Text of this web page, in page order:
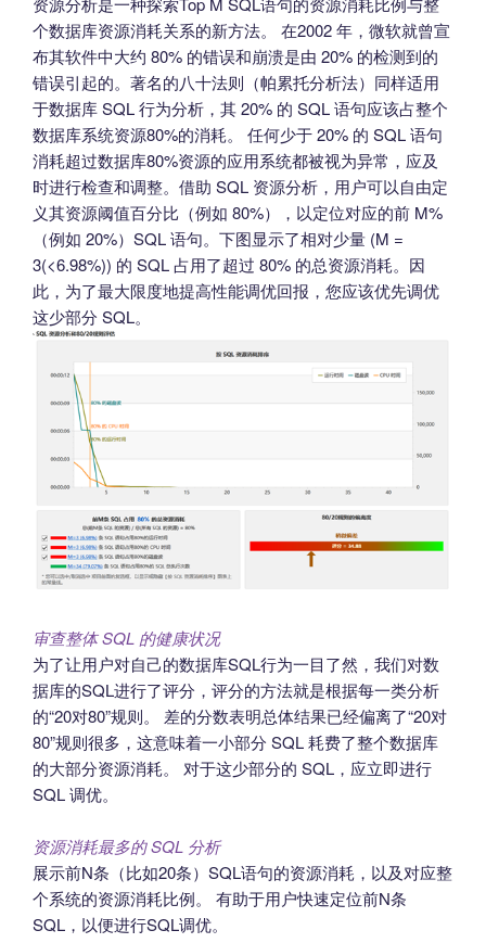
个数据库资源消耗关系的新方法。 在2002 年，微软就曾宣
布其软件中大约 80% 的错误和崩溃是由 20% 的检测到的
错误引起的。著名的八十法则（帕累托分析法）同样适用
于数据库 SQL 行为分析，其 20% 的 SQL 语句应该占整个
数据库系统资源80%的消耗。 任何少于 20% 的 SQL 语句
消耗超过数据库80%资源的应用系统都被视为异常，应及
时进行检查和调整。借助 SQL 资源分析，用户可以自由定
义其资源阈值百分比（例如 80%），以定位对应的前 M%
（例如 20%）SQL 语句。下图显示了相对少量 (M =
3(<6.98%)) 的 SQL 占用了超过 80% 的总资源消耗。因
此，为了最大限度地提高性能调优回报，您应该优先调优
这少部分 SQL。
审查整体 SQL 的健康状况
为了让用户对自己的数据库SQL行为一目了然，我们对数
据库的SQL进行了评分，评分的方法就是根据每一类分析
的“20对80”规则。 差的分数表明总体结果已经偏离了“20对
80”规则很多，这意味着一小部分 SQL 耗费了整个数据库
的大部分资源消耗。 对于这少部分的 SQL，应立即进行
SQL 调优。
资源消耗最多的 SQL 分析
展示前N条（比如20条）SQL语句的资源消耗，以及对应整
个系统的资源消耗比例。 有助于用户快速定位前N条
SQL，以便进行SQL调优。